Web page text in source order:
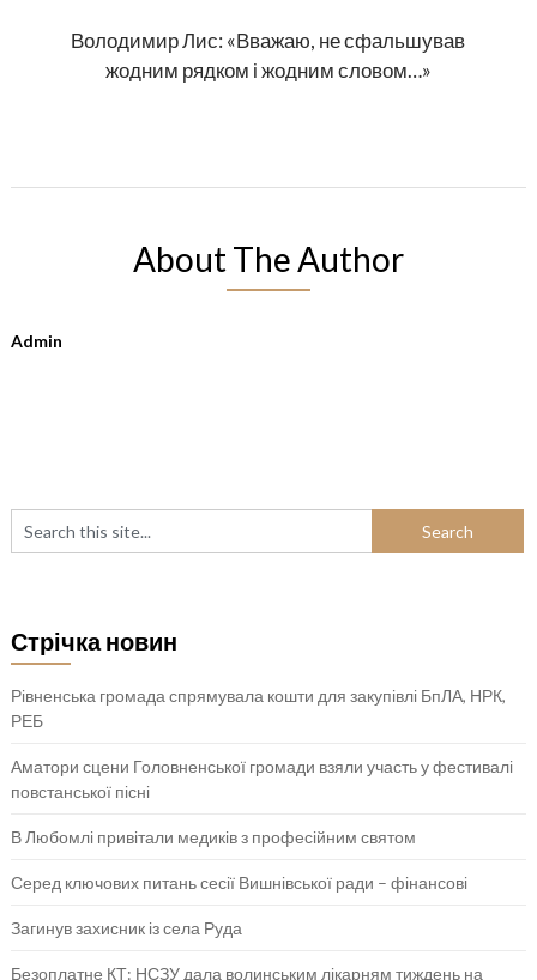
Володимир Лис: «Вважаю, не сфальшував
жодним рядком і жодним словом…»
About The Author
Admin
Стрічка новин
Рівненська громада спрямувала кошти для закупівлі БпЛА, НРК,
РЕБ
Аматори сцени Головненської громади взяли участь у фестивалі
повстанської пісні
В Любомлі привітали медиків з професійним святом
Серед ключових питань сесії Вишнівської ради – фінансові
Загинув захисник із села Руда
Безоплатне КТ: НСЗУ дала волинським лікарням тиждень на